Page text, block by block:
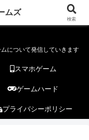
ムズ
について発信していきます
スマホゲーム
ゲームハード
プライバシーポリシー
ムズ
検索